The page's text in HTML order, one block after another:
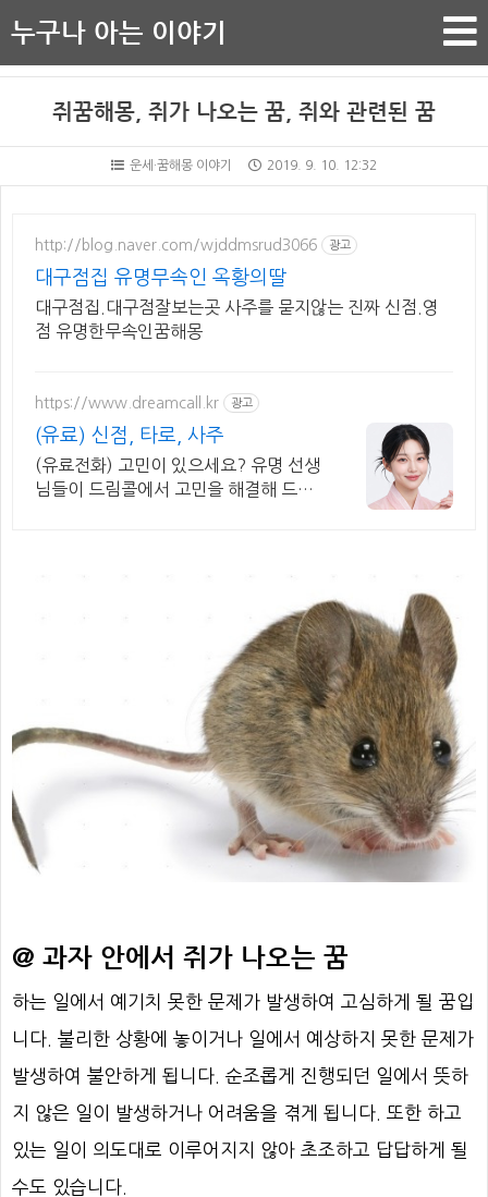
누구나 아는 이야기
쥐꿈해몽, 쥐가 나오는 꿈, 쥐와 관련된 꿈
운세·꿈해몽 이야기 2019. 9. 10. 12:32
http://blog.naver.com/wjddmsrud3066 광고
대구점집 유명무속인 옥황의딸
대구점집.대구점잘보는곳 사주를 묻지않는 진짜 신점.영
점 유명한무속인꿈해몽
https://www.dreamcall.kr 광고
(유료) 신점, 타로, 사주
(유료전화) 고민이 있으세요? 유명 선생
님들이 드림콜에서 고민을 해결해 드립
@ 과자 안에서 쥐가 나오는 꿈
하는 일에서 예기치 못한 문제가 발생하여 고심하게 될 꿈입
니다. 불리한 상황에 놓이거나 일에서 예상하지 못한 문제가
발생하여 불안하게 됩니다. 순조롭게 진행되던 일에서 뜻하
지 않은 일이 발생하거나 어려움을 겪게 됩니다. 또한 하고
있는 일이 의도대로 이루어지지 않아 초조하고 답답하게 될
수도 있습니다.